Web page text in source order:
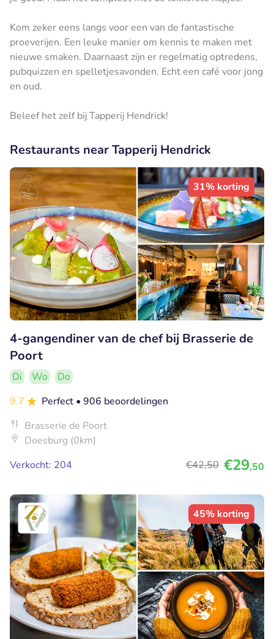
Kom zeker eens langs voor een van de fantastische
proeverijen. Een leuke manier om kennis te maken met
nieuwe smaken. Daarnaast zijn er regelmatig optredens,
pubquizzen en spelletjesavonden. Echt een café voor jong
en oud.
Beleef het zelf bij Tapperij Hendrick!
Restaurants near Tapperij Hendrick
31% korting
4-gangendiner van de chef bij Brasserie de
Poort
Di Wo
Do
9.7
Perfect • 906 beoordelingen
Brasserie de Poort
Doesburg (0km)
Verkocht: 204
€42,50 €29,50
45% korting